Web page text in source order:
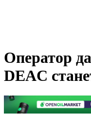
Оператор
DEAC